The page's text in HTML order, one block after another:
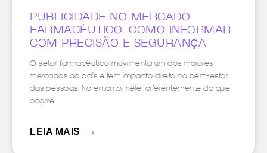
PUBLICIDADE NO MERCADO
FARMACÊUTICO: COMO INFORMAR
COM PRECISÃO E SEGURANÇA
O setor farmacêutico movimenta um dos maiores
mercados do país e tem impacto direto no bem-estar
das pessoas. No entanto, nele, diferentemente do que
ocorre
LEIA MAIS →